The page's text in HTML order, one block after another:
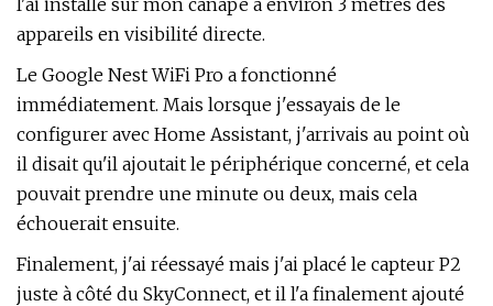
l'ai installé sur mon canapé à environ 3 mètres des
appareils en visibilité directe.
Le Google Nest WiFi Pro a fonctionné
immédiatement. Mais lorsque j'essayais de le
configurer avec Home Assistant, j'arrivais au point où
il disait qu'il ajoutait le périphérique concerné, et cela
pouvait prendre une minute ou deux, mais cela
échouerait ensuite.
Finalement, j'ai réessayé mais j'ai placé le capteur P2
juste à côté du SkyConnect, et il l'a finalement ajouté